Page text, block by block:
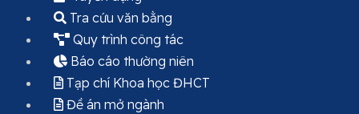
Tra cứu văn bằng
Quy trình công tác
Báo cáo thường niên
Tạp chí Khoa học ĐHCT
Đề án mở ngành